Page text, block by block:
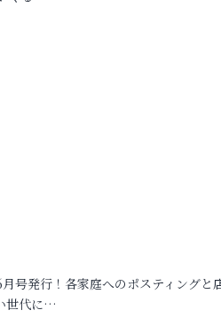
号発行！各家庭へのポスティングと
世代に…